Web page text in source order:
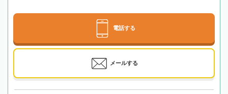
電話する
メールする